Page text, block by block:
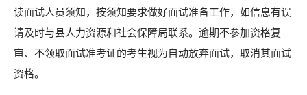
读面试人员须知，按须知要求做好面试准备工作，如信息有误
请及时与县人力资源和社会保障局联系。逾期不参加资格复
审、不领取面试准考证的考生视为自动放弃面试，取消其面试
资格。